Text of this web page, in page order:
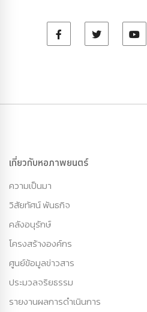
เกี่ยวกับหอภาพยนตร์
ความเป็นมา
วิสัยทัศน์ พันธกิจ
คลังอนุรักษ์
โครงสร้างองค์กร
ศูนย์ข้อมูลข่าวสาร
ประมวลจริยธรรม
รายงานผลการดำเนินการ